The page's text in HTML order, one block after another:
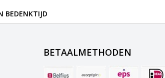
BEDENKTIJD
BETAALMETHODEN